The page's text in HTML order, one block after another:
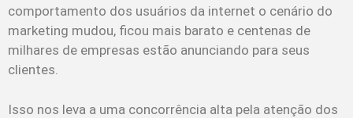
comportamento dos usuários da internet o cenário do
marketing mudou, ficou mais barato e centenas de
milhares de empresas estão anunciando para seus
clientes.
Isso nos leva a uma concorrência alta pela atenção dos